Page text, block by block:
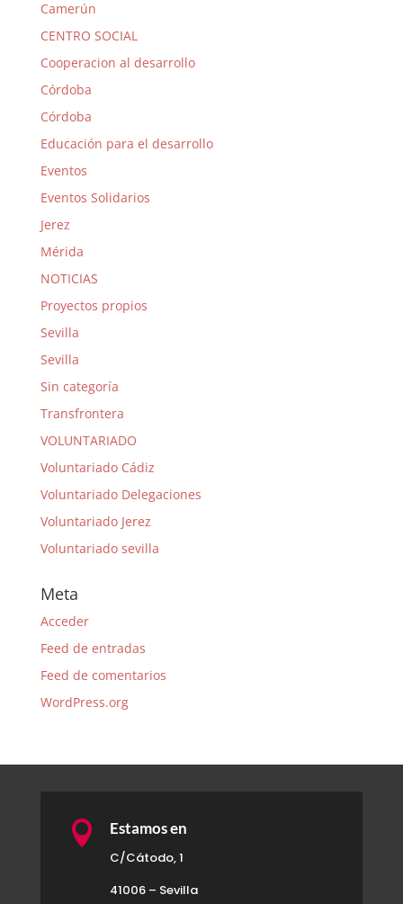
Camerún
CENTRO SOCIAL
Cooperacion al desarrollo
Córdoba
Córdoba
Educación para el desarrollo
Eventos
Eventos Solidarios
Jerez
Mérida
NOTICIAS
Proyectos propios
Sevilla
Sevilla
Sin categoría
Transfrontera
VOLUNTARIADO
Voluntariado Cádiz
Voluntariado Delegaciones
Voluntariado Jerez
Voluntariado sevilla
Meta
Acceder
Feed de entradas
Feed de comentarios
WordPress.org
 Estamos en
C/Cátodo, 1
41006 – Sevilla